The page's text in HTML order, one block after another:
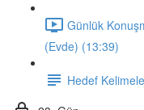
Günlük
(Evde) (13:39)
Hedef